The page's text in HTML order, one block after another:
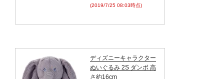
(2019/7/25 08:03時点)
ディズニーキャラクター
ぬいぐるみ 2S ダンボ 高
さ約16cm